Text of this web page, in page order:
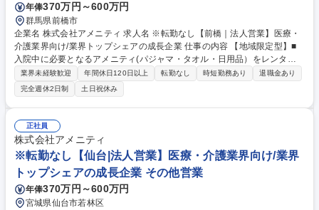
年俸370万円～600万円
群馬県前橋市
企業名 株式会社アメニティ 求人名 ※転勤なし【前橋｜法人営業】医療・
介護業界向け/業界トップシェアの成長企業 仕事の内容 【地域限定型】■
入院中に必要となるアメニティ(パジャマ・タオル・日用品）をレンタル
するアメニティサポートシステムを提供している当社にて、病院・介護施
設向けの提案営業をお任せ致します。 アメニティのレンタルサービスの提
案だけでなく、人材派遣・紹介等幅広く事業展開しているため、多角的に
提案ができることもポイントの一つです。社会貢献性も高く、今後の高齢
化社会において成長が見込める産業です。 また、病院や介護施設の業務軽
減に貢献する事で、患者様、利用者様へのサービス向上に直結する為、大
変やりがいのあるお仕事です。 ★2007年の設立以来、従業員数2,600名を
超える企業に成長した優良企業！ 募集職種 ※転勤なし【前橋｜法人営
業】医療・介護業界向け/業界トップシェアの成長企業
業界未経験歓迎 年間休日120日以上 転勤なし 時短勤務あり
退職金あり
完全週休2日制
土日祝休み
正社員
株式会社アメニティ
※転勤なし【仙台|法人営業】医療・介護業界向け/業界
トップシェアの成長企業 その他営業
年俸370万円～600万円
宮城県仙台市若林区